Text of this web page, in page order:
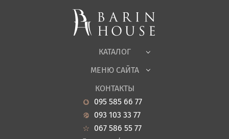
КАТАЛОГ
Корпусная мебель
Офисная мебель
Садовая мебель
Гостиная
Кухня
Прихожие
Ванная
МЕНЮ САЙТА
О нас
Новости
Гарантия
Кредит
КОНТАКТЫ
095 585 66 77
093 103 33 77
067 586 55 77